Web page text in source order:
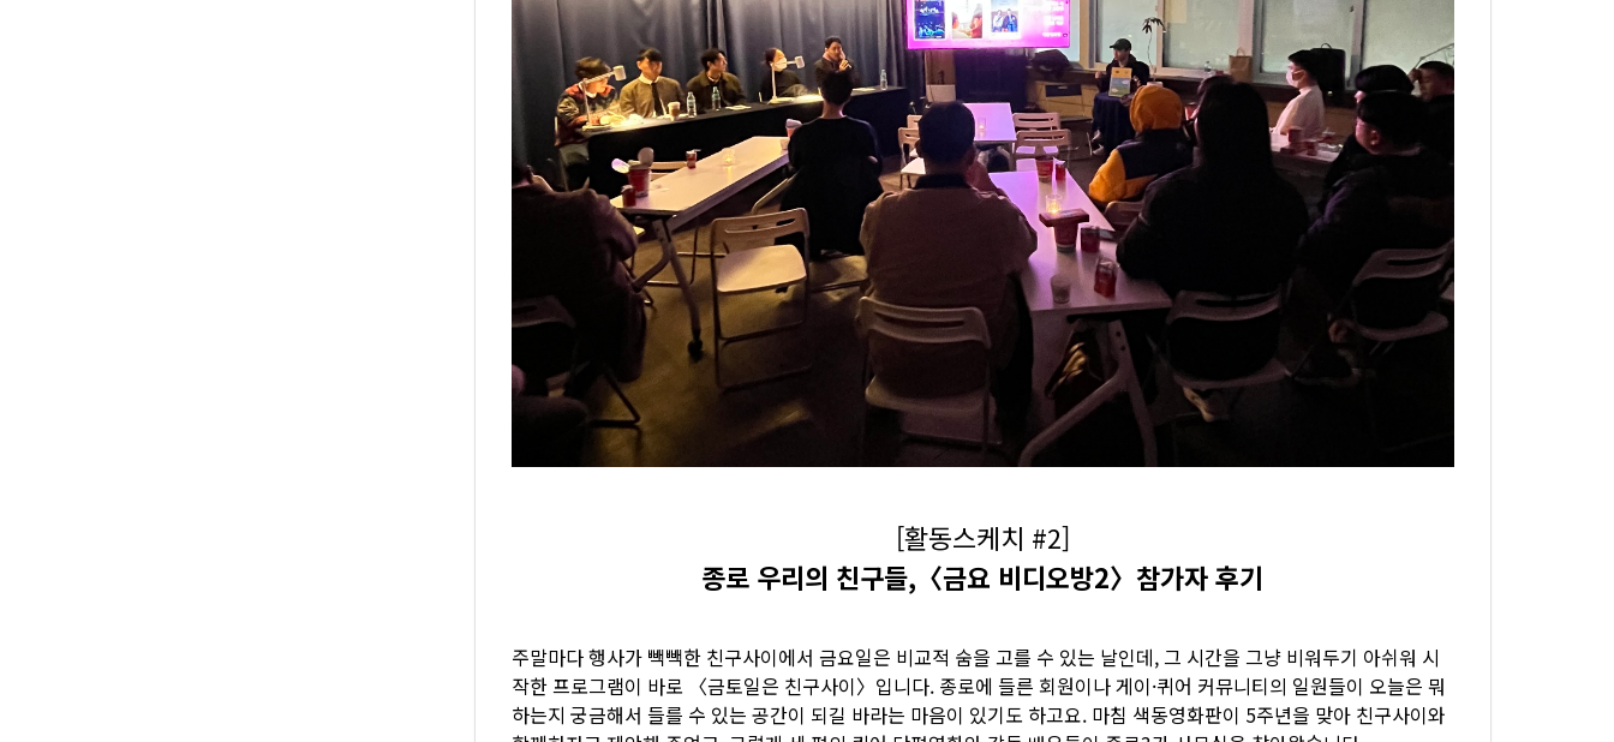
[활동스케치 #2]
종로 우리의 친구들,〈금요 비디오방2〉참가자 후기
주말마다 행사가 빽빽한 친구사이에서 금요일은 비교적 숨을 고를 수 있는 날인데, 그 시간을 그냥 비워두기 아쉬워 시
작한 프로그램이 바로 〈금토일은 친구사이〉입니다. 종로에 들른 회원이나 게이·퀴어 커뮤니티의 일원들이 오늘은 뭐
하는지 궁금해서 들를 수 있는 공간이 되길 바라는 마음이 있기도 하고요. 마침 색동영화판이 5주년을 맞아 친구사이와